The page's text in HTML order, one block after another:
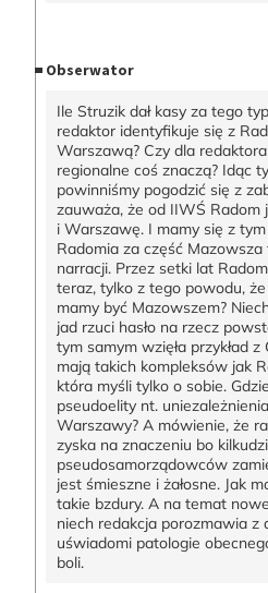
Obserwator
Ile Struzik dał kasy za tego
redaktor identyfikuje się z
Warszawą? Czy dla
regionalne coś znaczą? Idąc
powinniśmy pogodzić się z
zauważa, że od IIWŚ Radom
i Warszawę. I mamy się z
Radomia za część
narracji. Przez setki lat Radom
teraz, tylko z tego powodu,
mamy być Mazowszem?
jad rzuci hasło na rzecz
tym samym wzięła przykład
mają takich kompleksów jak
która myśli tylko o sobie.
pseudoelity nt.
Warszawy? A mówienie, że
zyska na znaczeniu bo
pseudosamorządowców
jest śmieszne i żałosne. Jak
takie bzdury. A na temat
niech redakcja porozmawia z
uświadomi patologie
boli.